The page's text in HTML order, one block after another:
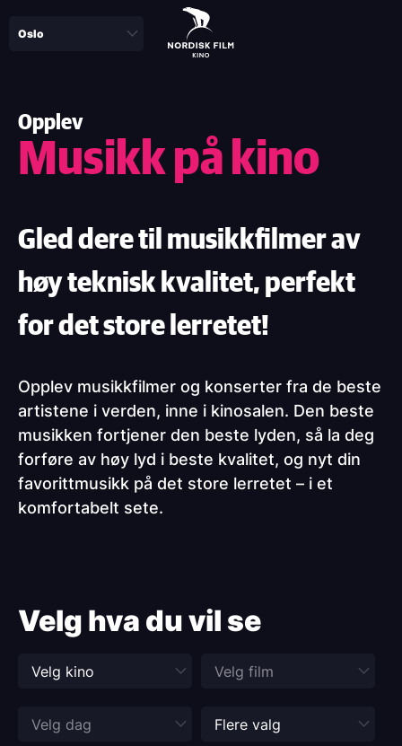
Opplev
Musikk på kino
Gled dere til musikkfilmer av
høy teknisk kvalitet, perfekt
for det store lerretet!
Opplev musikkfilmer og konserter fra de beste
artistene i verden, inne i kinosalen. Den beste
musikken fortjener den beste lyden, så la deg
forføre av høy lyd i beste kvalitet, og nyt din
favorittmusikk på det store lerretet – i et
komfortabelt sete.
Velg hva du vil se